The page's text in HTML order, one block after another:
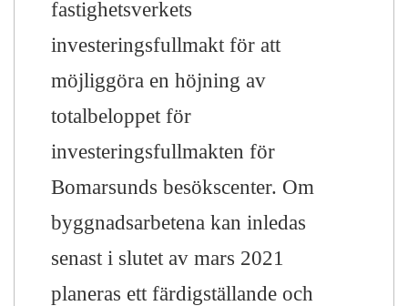
fastighetsverkets
investeringsfullmakt för att
möjliggöra en höjning av
totalbeloppet för
investeringsfullmakten för
Bomarsunds besökscenter. Om
byggnadsarbetena kan inledas
senast i slutet av mars 2021
planeras ett färdigställande och